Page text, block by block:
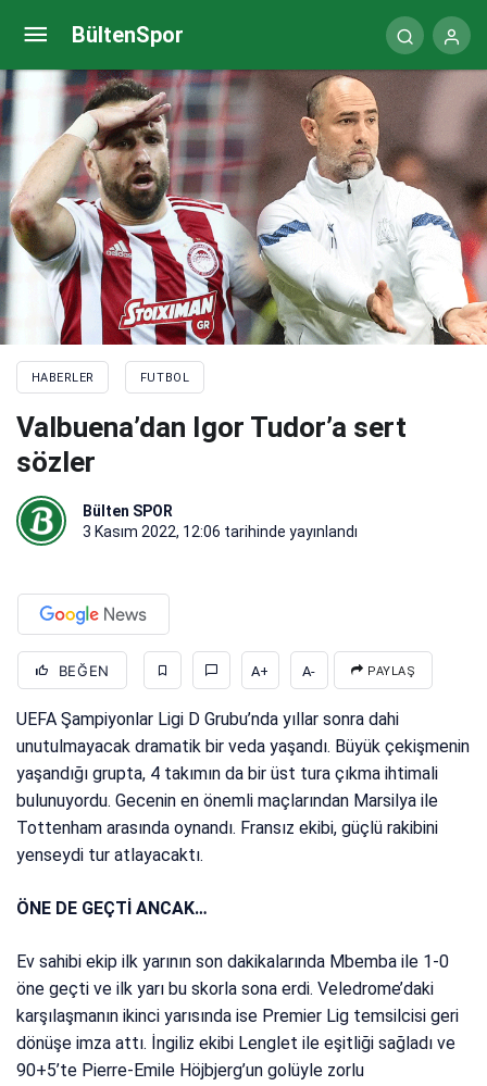
BültenSpor
HABERLER FUTBOL
Valbuena’dan Igor Tudor’a sert
sözler
Bülten SPOR
3 Kasım 2022, 12:06 tarihinde yayınlandı
BEĞEN A+ A- PAYLAŞ
UEFA Şampiyonlar Ligi D Grubu’nda yıllar sonra dahi
unutulmayacak dramatik bir veda yaşandı. Büyük çekişmenin
yaşandığı grupta, 4 takımın da bir üst tura çıkma ihtimali
bulunuyordu. Gecenin en önemli maçlarından Marsilya ile
Tottenham arasında oynandı. Fransız ekibi, güçlü rakibini
yenseydi tur atlayacaktı.
ÖNE DE GEÇTİ ANCAK…
Ev sahibi ekip ilk yarının son dakikalarında Mbemba ile 1-0
öne geçti ve ilk yarı bu skorla sona erdi. Veledrome’daki
karşılaşmanın ikinci yarısında ise Premier Lig temsilcisi geri
dönüşe imza attı. İngiliz ekibi Lenglet ile eşitliği sağladı ve
90+5’te Pierre-Emile Höjbjerg’un golüyle zorlu
Brezilya Ligi’nde şampiyon Palmeiras